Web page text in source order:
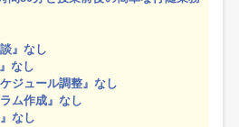
』なし
なし
ジュール調整』なし
ム作成』なし
なし